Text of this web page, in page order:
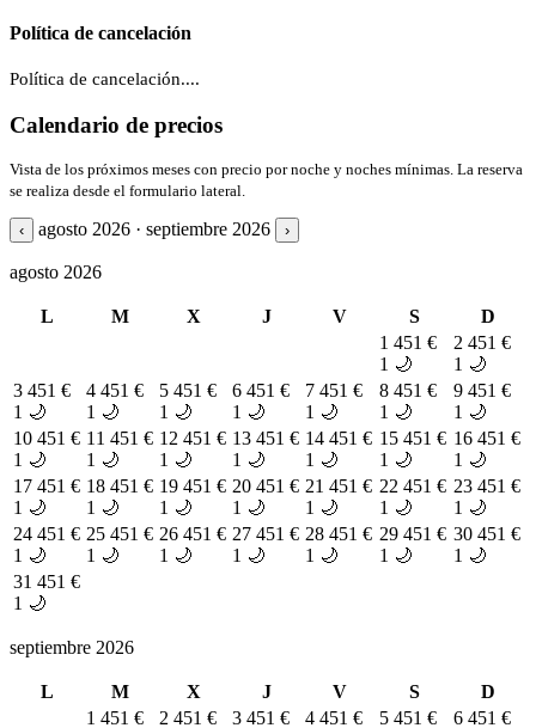
Política de cancelación
Política de cancelación....
Calendario de precios
Vista de los próximos meses con precio por noche y noches mínimas. La reserva
se realiza desde el formulario lateral.
‹ agosto 2026 · septiembre 2026 ›
agosto 2026
L M X J V S
D
1 451 €
1 🌙
2 451 €
1 🌙
3 451 €
1 🌙
4 451 €
1 🌙
5 451 €
1 🌙
6 451 €
1 🌙
7 451 €
1 🌙
8 451 €
1 🌙
9 451 €
1 🌙
10 451 €
1 🌙
11 451 €
1 🌙
12 451 €
1 🌙
13 451 €
1 🌙
14 451 €
1 🌙
15 451 €
1 🌙
16 451 €
1 🌙
17 451 €
1 🌙
18 451 €
1 🌙
19 451 €
1 🌙
20 451 €
1 🌙
21 451 €
1 🌙
22 451 €
1 🌙
23 451 €
1 🌙
24 451 €
1 🌙
25 451 €
1 🌙
26 451 €
1 🌙
27 451 €
1 🌙
28 451 €
1 🌙
29 451 €
1 🌙
30 451 €
1 🌙
31 451 €
1 🌙
septiembre 2026
L M X J V S
D
1 451 € 2 451 € 3 451 € 4 451 € 5 451 € 6 451 €